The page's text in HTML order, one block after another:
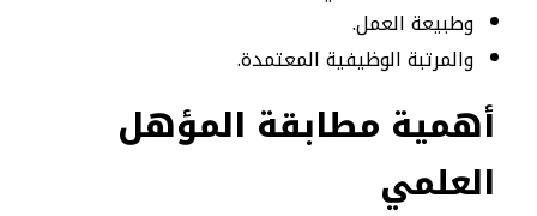
وطبيعة العمل.
والمرتبة الوظيفية المعتمدة.
أهمية مطابقة المؤهل
العلمي